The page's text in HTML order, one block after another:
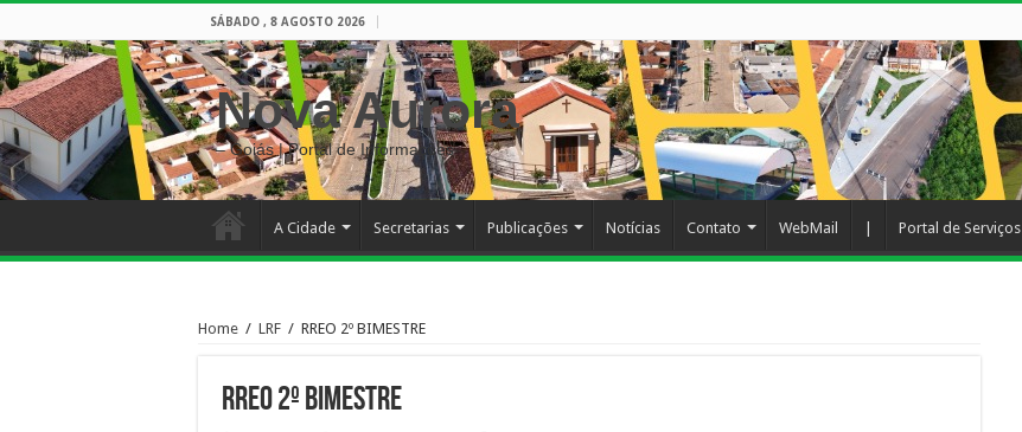
SÁBADO , 8 AGOSTO 2026
Nova Aurora
– Goiás | Portal de Informações
A Cidade Secretarias Publicações Notícias Contato WebMail Portal de Serviços
Home / LRF / RREO 2º BIMESTRE
RREO 2º BIMESTRE